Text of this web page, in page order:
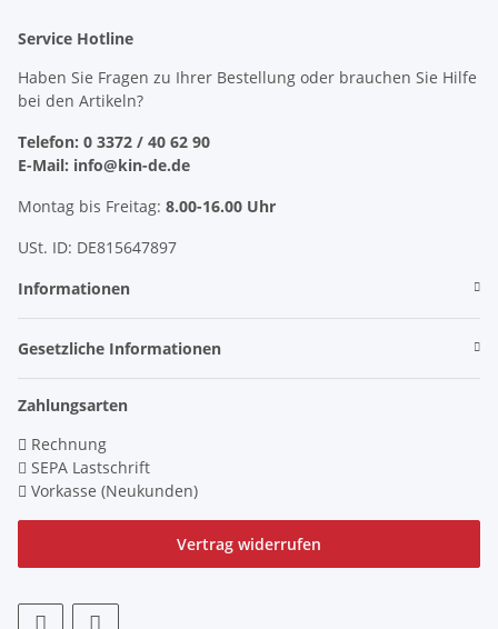
Service Hotline
Haben Sie Fragen zu Ihrer Bestellung oder brauchen Sie Hilfe
bei den Artikeln?
Telefon: 0 3372 / 40 62 90
E-Mail: info@kin-de.de
Montag bis Freitag: 8.00-16.00 Uhr
USt. ID: DE815647897
Informationen
Gesetzliche Informationen
Zahlungsarten
Rechnung
SEPA Lastschrift
Vorkasse (Neukunden)
Vertrag widerrufen